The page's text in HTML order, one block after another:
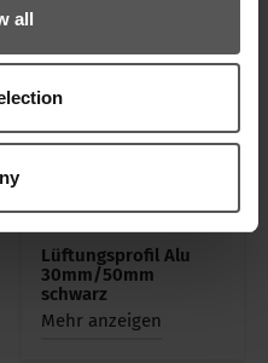
all
Lüftungsprofil Alu
30mm/50mm
schwarz
Mehr anzeigen